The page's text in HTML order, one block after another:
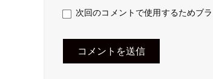
次回のコメントで使用するためブ